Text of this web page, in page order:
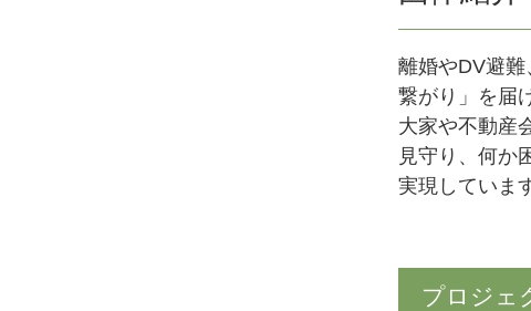
離婚やDV避
繋がり」を届
大家や不動産
見守り、何か
実現していま
プロジェ